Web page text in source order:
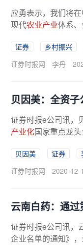
应勇表示，我们将
现代农业产业体系
证券 乡村振兴
证券时报网
李丹
贝因美：全资
证券时报e公司讯，
产业化国家重点龙
贝因美 证券
证券时报网
2020-12-
云南白药：通过
证券时报e公司讯，
企业名单的通知》